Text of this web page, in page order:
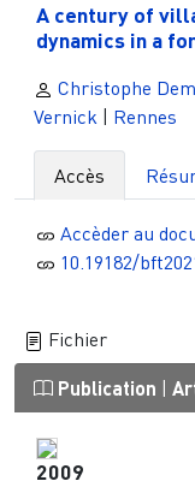
A century of
dynamics in a
Christophe
Vernick
Rennes
Accès
Accèder au
10.19182/
Fichier
Publication
2009